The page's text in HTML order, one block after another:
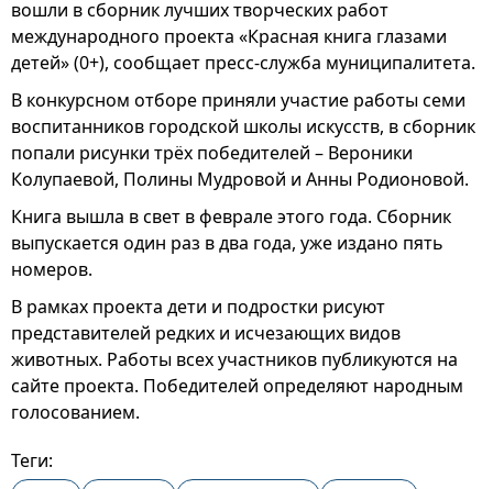
вошли в сборник лучших творческих работ
международного проекта «Красная книга глазами
детей» (0+), сообщает пресс-служба муниципалитета.
В конкурсном отборе приняли участие работы семи
воспитанников городской школы искусств, в сборник
попали рисунки трёх победителей – Вероники
Колупаевой, Полины Мудровой и Анны Родионовой.
Книга вышла в свет в феврале этого года. Сборник
выпускается один раз в два года, уже издано пять
номеров.
В рамках проекта дети и подростки рисуют
представителей редких и исчезающих видов
животных. Работы всех участников публикуются на
сайте проекта. Победителей определяют народным
голосованием.
Теги: